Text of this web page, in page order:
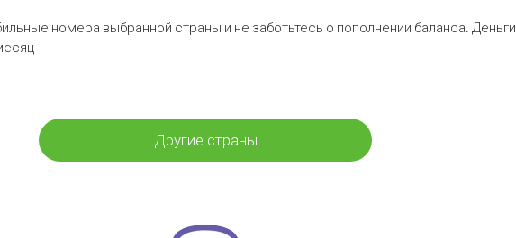
номера выбранной страны и не заботьтесь о пополнении баланса. Деньги
Другие страны